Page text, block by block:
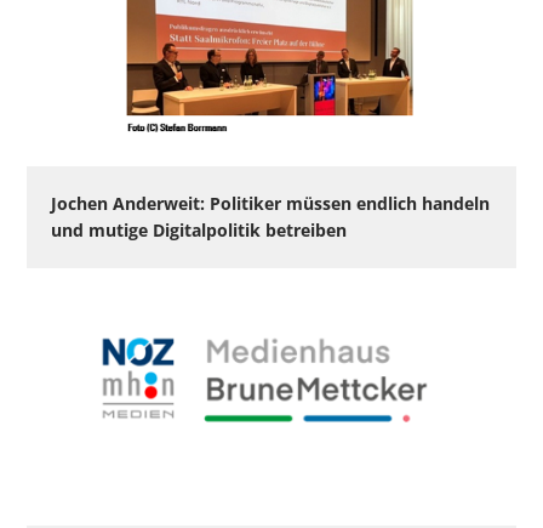
Jochen Anderweit: Politiker müssen endlich handeln
und mutige Digitalpolitik betreiben